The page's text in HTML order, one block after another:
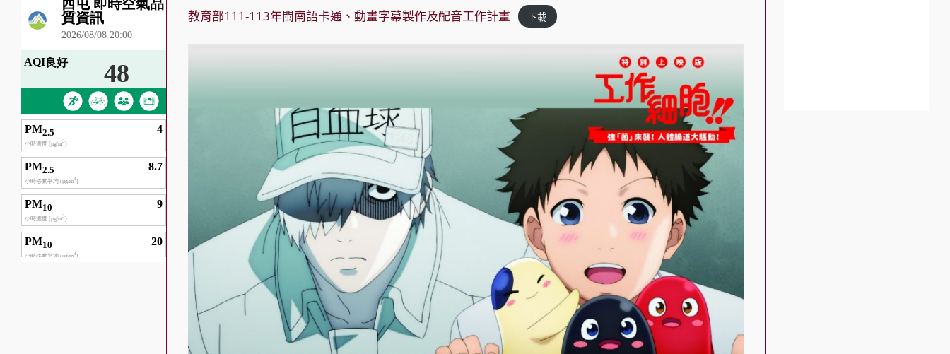
教育部111-113年閩南語卡通、動畫字幕製作及配音工作計畫 下載